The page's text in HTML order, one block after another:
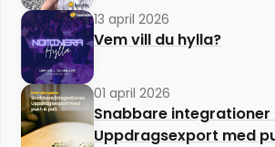
13 april 2026
Vem vill du hylla?
01 april 2026
Snabbare integrationer
Uppdragsexport med